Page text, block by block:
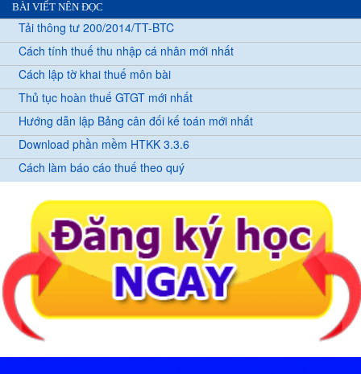
BÀI VIẾT NÊN ĐỌC
Tải thông tư 200/2014/TT-BTC
Cách tính thuế thu nhập cá nhân mới nhất
Cách lập tờ khai thuế môn bài
Thủ tục hoàn thuế GTGT mới nhất
Hướng dẫn lập Bảng cân đối kế toán mới nhất
Download phần mềm HTKK 3.3.6
Cách làm báo cáo thuế theo quý